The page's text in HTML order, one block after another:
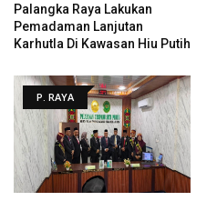
Palangka Raya Lakukan
Pemadaman Lanjutan
Karhutla Di Kawasan Hiu Putih
P. RAYA